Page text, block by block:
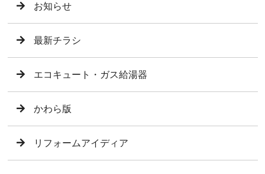
お知らせ
最新チラシ
エコキュート・ガス給湯器
かわら版
リフォームアイディア